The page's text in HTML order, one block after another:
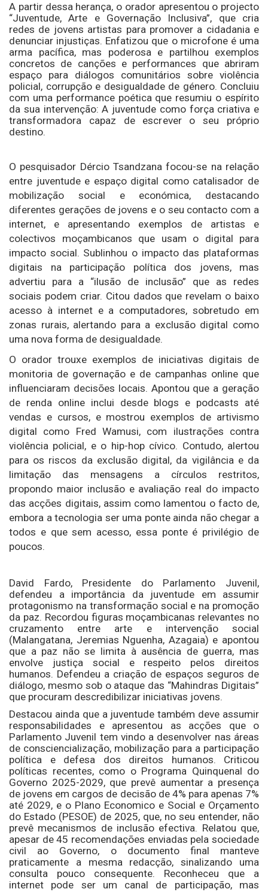
A partir dessa herança, o orador apresentou o projecto
“Juventude, Arte e Governação Inclusiva”, que cria
redes de jovens artistas para promover a cidadania e
denunciar injustiças. Enfatizou que o microfone é uma
arma pacífica, mas poderosa e partilhou exemplos
concretos de canções e performances que abriram
espaço para diálogos comunitários sobre violência
policial, corrupção e desigualdade de género. Concluiu
com uma performance poética que resumiu o espírito
da sua intervenção: A juventude como força criativa e
transformadora capaz de escrever o seu próprio
destino.
O pesquisador Dércio Tsandzana focou-se na relação
entre juventude e espaço digital como catalisador de
mobilização social e económica, destacando
diferentes gerações de jovens e o seu contacto com a
internet, e apresentando exemplos de artistas e
colectivos moçambicanos que usam o digital para
impacto social. Sublinhou o impacto das plataformas
digitais na participação política dos jovens, mas
advertiu para a “ilusão de inclusão” que as redes
sociais podem criar. Citou dados que revelam o baixo
acesso à internet e a computadores, sobretudo em
zonas rurais, alertando para a exclusão digital como
uma nova forma de desigualdade.
O orador trouxe exemplos de iniciativas digitais de
monitoria de governação e de campanhas online que
influenciaram decisões locais. Apontou que a geração
de renda online inclui desde blogs e podcasts até
vendas e cursos, e mostrou exemplos de artivismo
digital como Fred Wamusi, com ilustrações contra
violência policial, e o hip-hop cívico. Contudo, alertou
para os riscos da exclusão digital, da vigilância e da
limitação das mensagens a círculos restritos,
propondo maior inclusão e avaliação real do impacto
das acções digitais, assim como lamentou o facto de,
embora a tecnologia ser uma ponte ainda não chegar a
todos e que sem acesso, essa ponte é privilégio de
poucos.
David Fardo, Presidente do Parlamento Juvenil,
defendeu a importância da juventude em assumir
protagonismo na transformação social e na promoção
da paz. Recordou figuras moçambicanas relevantes no
cruzamento entre arte e intervenção social
(Malangatana, Jeremias Nguenha, Azagaia) e apontou
que a paz não se limita à ausência de guerra, mas
envolve justiça social e respeito pelos direitos
humanos. Defendeu a criação de espaços seguros de
diálogo, mesmo sob o ataque das “Mahindras Digitais”
que procuram descredibilizar iniciativas jovens.
Destacou ainda que a juventude também deve assumir
responsabilidades e apresentou as acções que o
Parlamento Juvenil tem vindo a desenvolver nas áreas
de consciencialização, mobilização para a participação
política e defesa dos direitos humanos. Criticou
políticas recentes, como o Programa Quinquenal do
Governo 2025-2029, que prevê aumentar a presença
de jovens em cargos de decisão de 4% para apenas 7%
até 2029, e o Plano Economico e Social e Orçamento
do Estado (PESOE) de 2025, que, no seu entender, não
prevê mecanismos de inclusão efectiva. Relatou que,
apesar de 45 recomendações enviadas pela sociedade
civil ao Governo, o documento final manteve
praticamente a mesma redacção, sinalizando uma
consulta pouco consequente. Reconheceu que a
internet pode ser um canal de participação, mas